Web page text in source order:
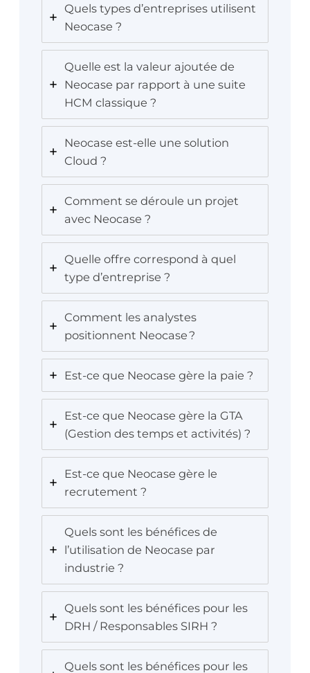
Quels types d’entreprises utilisent
Neocase ?
Quelle est la valeur ajoutée de
Neocase par rapport à une suite
HCM classique ?
Neocase est-elle une solution
Cloud ?
Comment se déroule un projet
avec Neocase ?
Quelle offre correspond à quel
type d’entreprise ?
Comment les analystes
positionnent Neocase ?
Est-ce que Neocase gère la paie ?
Est-ce que Neocase gère la GTA
(Gestion des temps et activités) ?
Est-ce que Neocase gère le
recrutement ?
Quels sont les bénéfices de
l’utilisation de Neocase par
industrie ?
Quels sont les bénéfices pour les
DRH / Responsables SIRH ?
Quels sont les bénéfices pour les